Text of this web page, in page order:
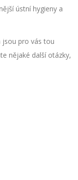
ústní hygieny a
jsou pro vás tou
nějaké další otázky,